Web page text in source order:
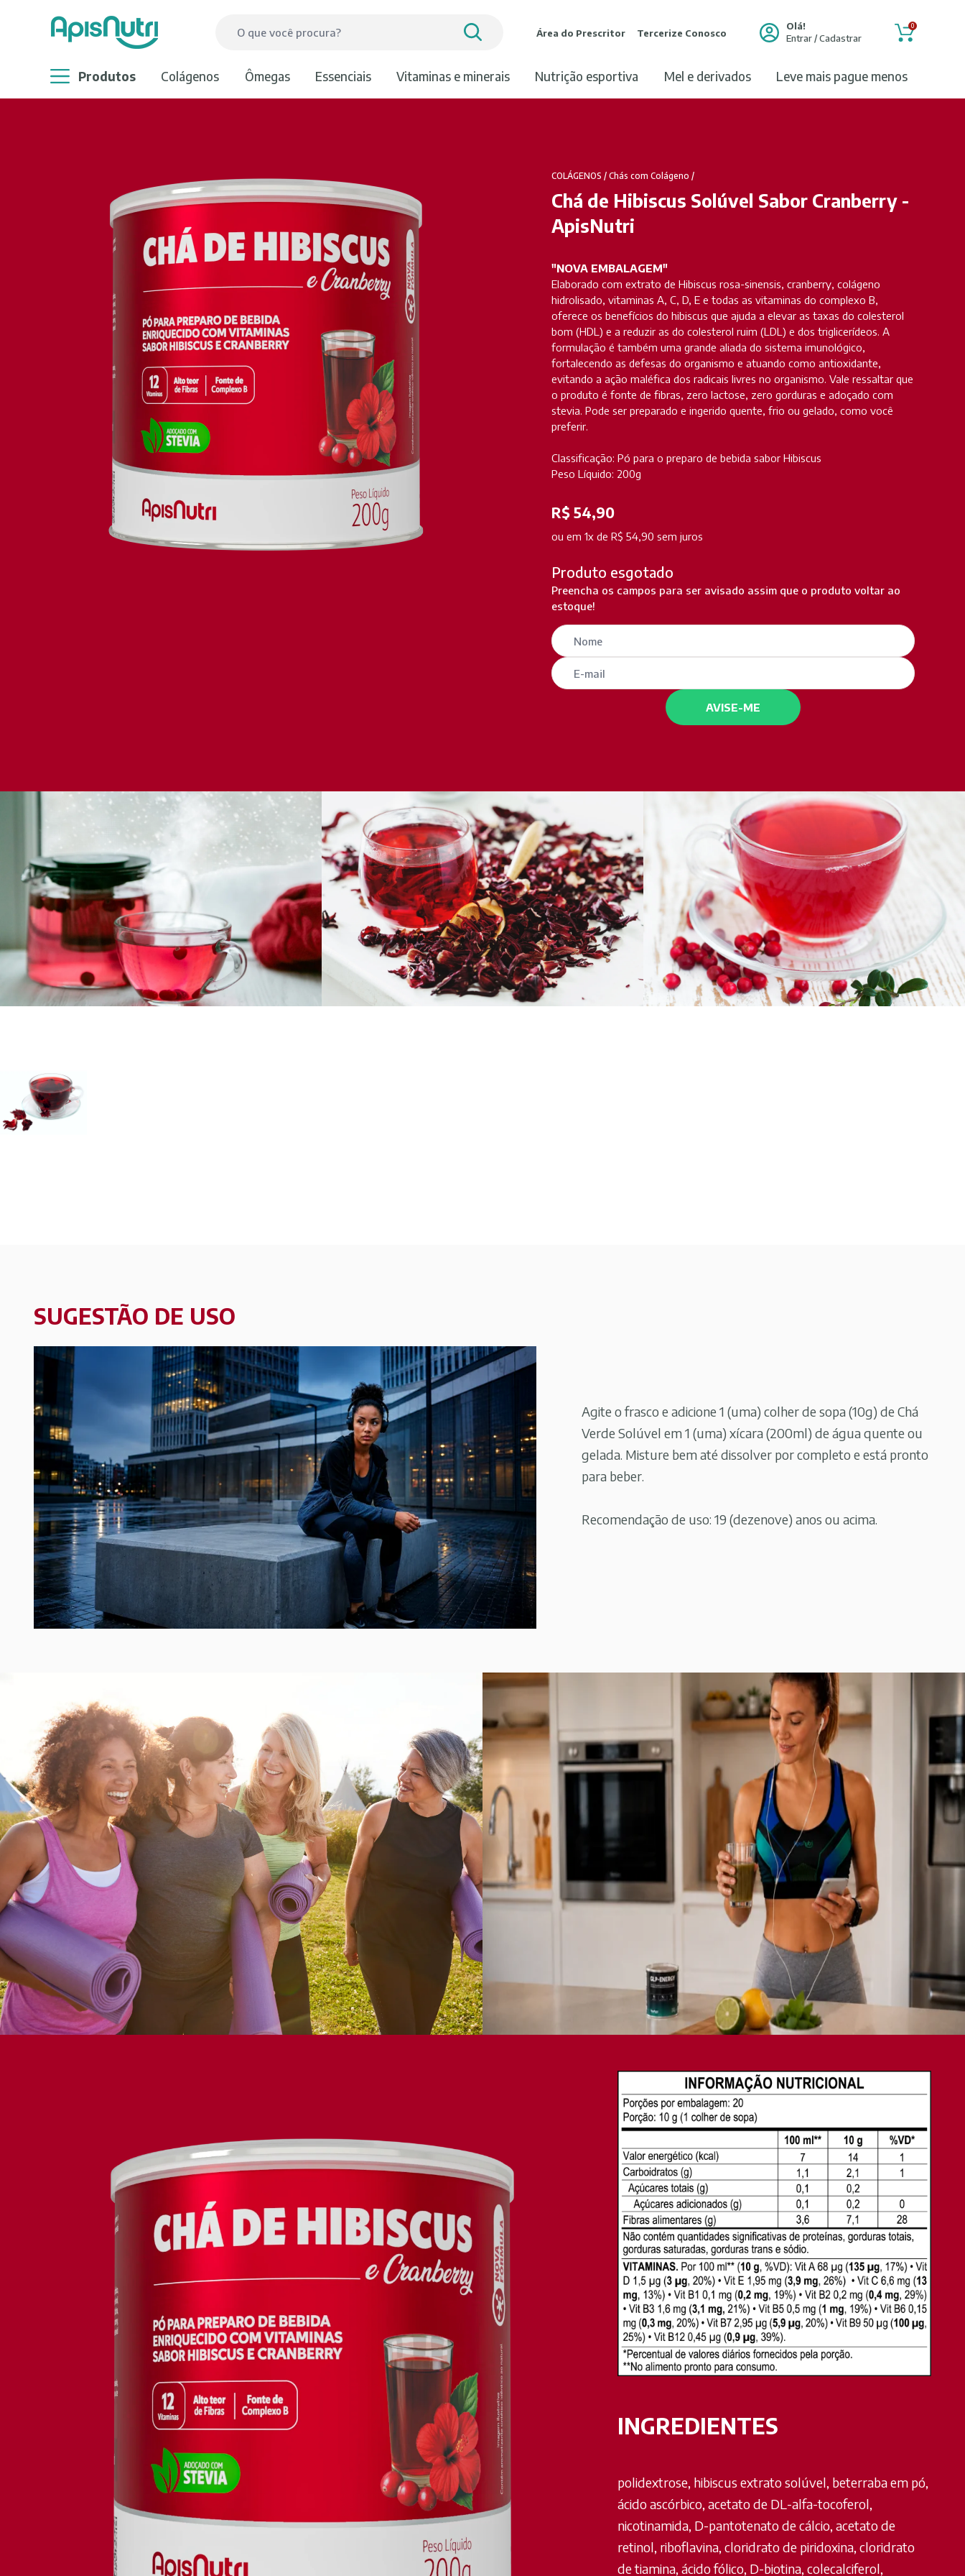
Área do Prescritor Tercerize Conosco
Olá!
Entrar / Cadastrar
0
produtos colágenos ômegas essenciais vitaminas e minerais nutrição esportiva mel e derivados leve mais pague menos
COLÁGENOS /Chás com Colágeno /
Chá de Hibiscus Solúvel Sabor Cranberry -
ApisNutri
"NOVA EMBALAGEM"
Elaborado com extrato de Hibiscus rosa-sinensis, cranberry, colágeno
hidrolisado, vitaminas A, C, D, E e todas as vitaminas do complexo B,
oferece os benefícios do hibiscus que ajuda a elevar as taxas do colesterol
bom (HDL) e a reduzir as do colesterol ruim (LDL) e dos triglicerídeos. A
formulação é também uma grande aliada do sistema imunológico,
fortalecendo as defesas do organismo e atuando como antioxidante,
evitando a ação maléfica dos radicais livres no organismo. Vale ressaltar que
o produto é fonte de fibras, zero lactose, zero gorduras e adoçado com
stevia. Pode ser preparado e ingerido quente, frio ou gelado, como você
preferir.
Classificação: Pó para o preparo de bebida sabor Hibiscus
Peso Líquido: 200g
R$ 54,90
ouem 1x de R$ 54,90 sem juros
Produto esgotado
Preencha os campos para ser avisado assim que o produto voltar ao
estoque!
AVISE-ME
SUGESTÃO DE USO
Agite o frasco e adicione 1 (uma) colher de sopa (10g) de Chá
Verde Solúvel em 1 (uma) xícara (200ml) de água quente ou
gelada. Misture bem até dissolver por completo e está pronto
para beber.
Recomendação de uso: 19 (dezenove) anos ou acima.
INGREDIENTES
polidextrose, hibiscus extrato solúvel, beterraba em pó,
ácido ascórbico, acetato de DL-alfa-tocoferol,
nicotinamida, D-pantotenato de cálcio, acetato de
retinol, riboflavina, cloridrato de piridoxina, cloridrato
de tiamina, ácido fólico, D-biotina, colecalciferol,